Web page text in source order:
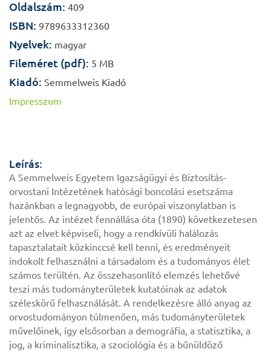
Oldalszám: 409
ISBN: 9789633312360
Nyelvek: magyar
Fileméret (pdf): 5 MB
Kiadó: Semmelweis Kiadó
Impresszum
Leírás:
A Semmelweis Egyetem Igazságügyi és Biztosítás-
orvostani Intézetének hatósági boncolási eset­száma
hazánkban a legnagyobb, de európai viszonylatban is
jelentős. Az intézet fennállása óta (1890) következetesen
azt az elvet képviseli, hogy a rendkívüli halálozás
tapasztalatait közkinccsé kell tenni, és eredményeit
indokolt felhasználni a társadalom és a tudományos élet
számos terültén. Az összehasonlító elemzés lehetővé
teszi más tudományterületek kutatóinak az adatok
széleskörű felhasználását. A ren­delkezésre álló anyag az
orvostudományon túlmenően, más tudományterületek
művelőinek, így első­sorban a demográfia, a statisztika, a
jog, a kriminalisztika, a szociológia és a bűnüldöző